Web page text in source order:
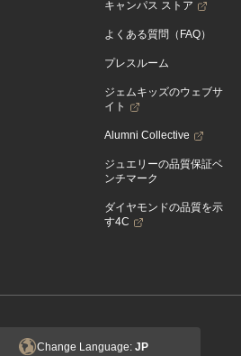
キャンパス ストア
よくある質問（FAQ）
プレスルーム
ジェムキッズのウェブサ
イト
Alumni Collective
ジュエリーの品質保証ベ
ンチマーク
ダイヤモンドの品質を示
す4C
Change Language: JP